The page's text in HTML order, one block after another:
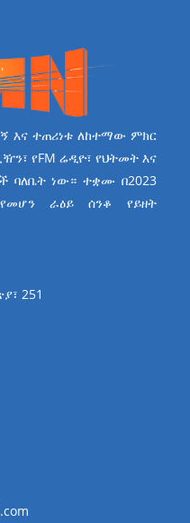
እና ተጠሪነቱ ለከተማው ምክር
የFM ሬዲዮ፣ የህትመት እና
ባለቤት ነው። ተቋሙ በ2023
ራዕይ ሰንቆ የይዘት
251